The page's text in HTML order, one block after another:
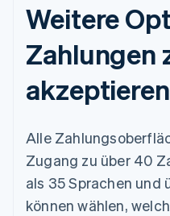
Weitere
Zahlungen
akzeptieren
Alle
Zugang zu über 40
als 35 Sprachen und
können wählen,